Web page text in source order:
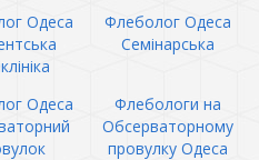
Одеса
Флеболог Одеса
Семінарська
Одеса
Флебологи на
Обсерваторному
провулку Одеса